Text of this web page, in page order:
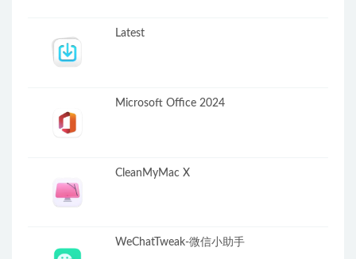
Latest
Microsoft Office 2024
CleanMyMac X
WeChatTweak-微信小助手